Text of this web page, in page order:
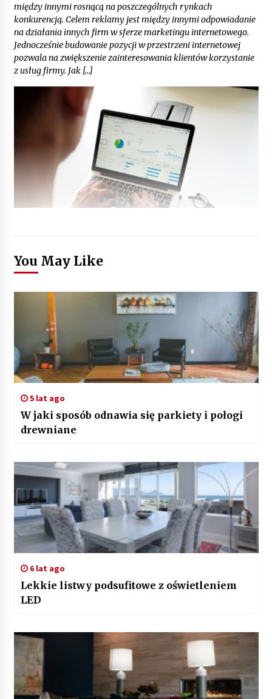
między innymi rosnącą na poszczególnych rynkach
konkurencją. Celem reklamy jest między innymi odpowiadanie
na działania innych firm w sferze marketingu internetowego.
Jednocześnie budowanie pozycji w przestrzeni internetowej
pozwala na zwiększenie zainteresowania klientów korzystanie
z usług firmy. Jak […]
You May Like
5 lat ago
W jaki sposób odnawia się parkiety i połogi
drewniane
6 lat ago
Lekkie listwy podsufitowe z oświetleniem
LED